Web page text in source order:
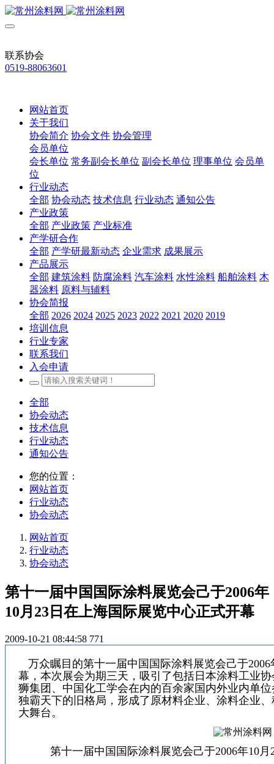
联系协会
0519-88063601
网站首页
关于我们
协会简介 协会文件 协会管理
会员单位
会长单位 常务副会长单位 副会长单位 理事单位 会员单
位
行业动态
全部 协会动态 技术信息 行业动态 通知公告
产业政策
全部 产业政策 产业标准
产学研合作
全部 产学研最新动态 企业需求 成果展示
产品展示
全部 建筑涂料 防腐涂料 汽车涂料 水性涂料 船舶涂料 木
器涂料 原料与辅料
协会简报
全部 2026 2024 2025 2023 2022 2021 2020 2019
培训信息
行业专家
联系我们
入会申请
全部
协会动态
技术信息
行业动态
通知公告
您的位置：
网站首页
行业动态
协会动态
网站首页
行业动态
协会动态
第十一届中国国际涂料展览会己于2006年
10月23日在上海国际展览中心正式开幕
2009-10-21 08:44:58 771
万众瞩目的第十一届中国国际涂料展览会己于2006
幕，本次展会为期三天，吸引了包括日本涂料工业
狮集团、中国化工学会在内的百余家国内外业内单
独霸天下的旧格局，形成了原材料企业、涂料企业
大舞台。
第十一届中国国际涂料展览会己于2006年10 月